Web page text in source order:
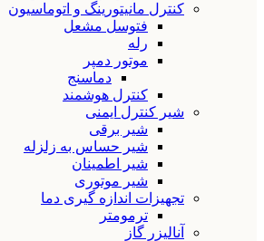
کنترل مانیتورینگ و اتوماسیون
فتوسل مشعل
رله
موتور دمپر
دماسنج
کنترل هوشمند
شیر کنترل ایمنی
شیر برقی
شیر حساس به زلزله
شیر اطمینان
شیر موتوری
تجهیزات اندازه گیری دما
ترمومتر
آنالیزر گاز